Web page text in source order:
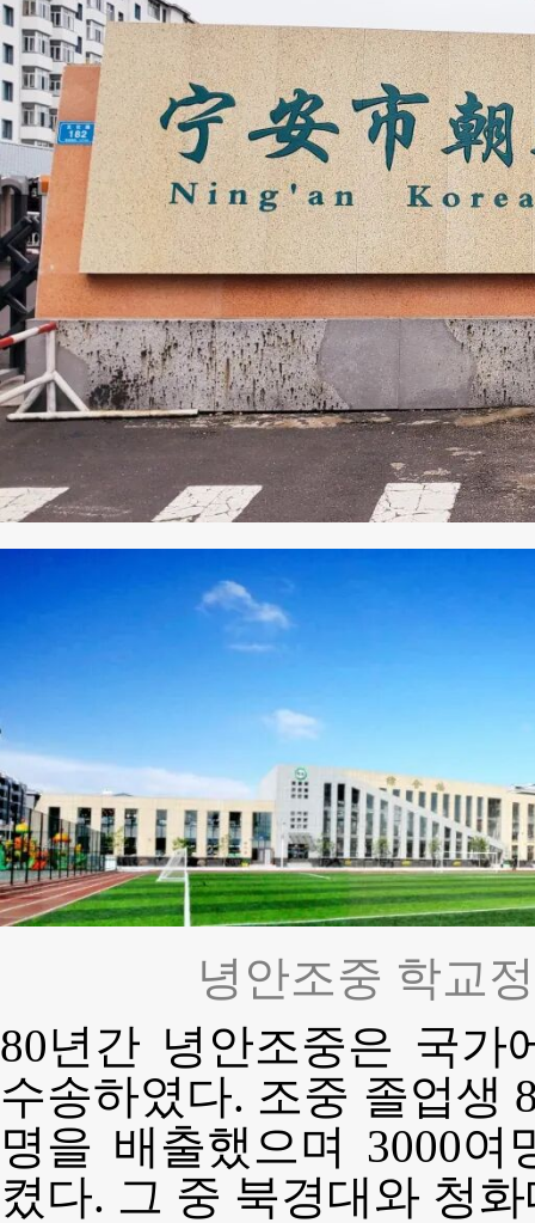
녕안조중 학교
80년간 녕안조중은 국가
수송하였다. 조중 졸업생
명을 배출했으며 3000
켰다. 그 중 북경대와 청